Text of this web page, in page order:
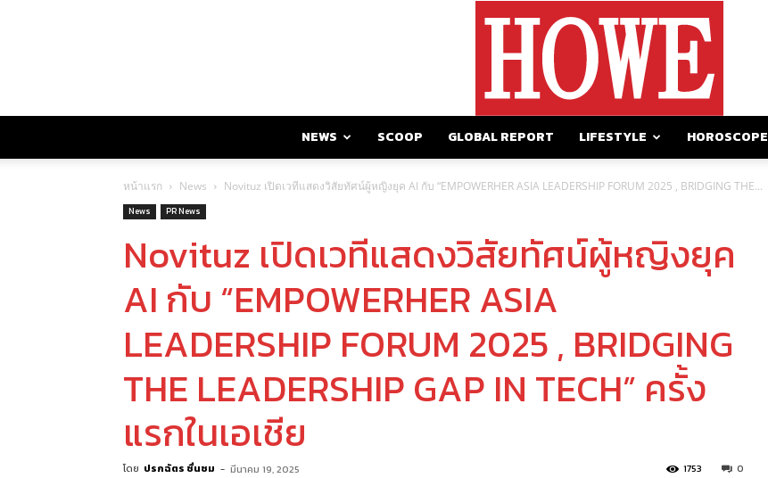
NEWS SCOOP GLOBAL REPORT LIFESTYLE HOROSCOPE
หน้าแรก News Novituz เปิดเวทีแสดงวิสัยทัศน์ผู้หญิงยุค AI กับ “EMPOWERHER ASIA LEADERSHIP FORUM 2025 , BRIDGING THE...
News PR News
Novituz เปิดเวทีแสดงวิสัยทัศน์ผู้หญิงยุค
AI กับ “EMPOWERHER ASIA
LEADERSHIP FORUM 2025 , BRIDGING
THE LEADERSHIP GAP IN TECH” ครั้ง
แรกในเอเชีย
โดย ปรกฉัตร ชื่นชม - มีนาคม 19, 2025 0
1753